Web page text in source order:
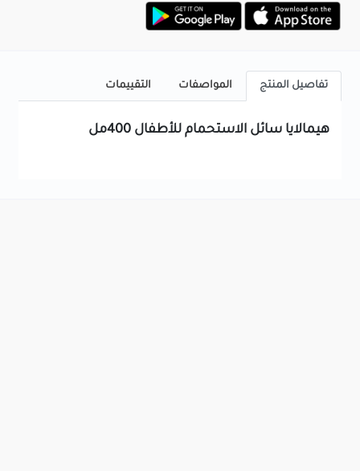
تفاصيل المنتج المواصفات التقييمات
هيمالايا سائل الاستحمام للأطفال 400مل